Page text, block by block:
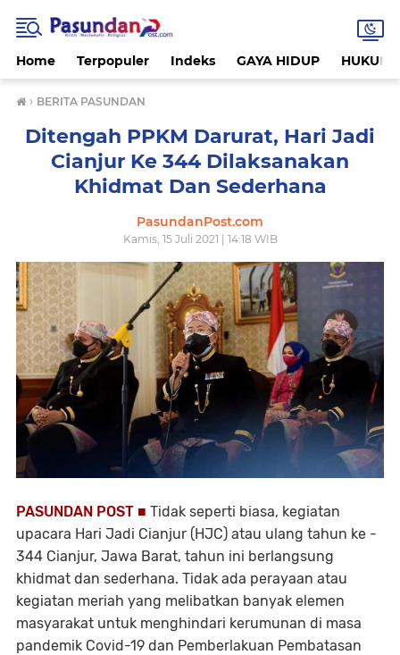
Home Terpopuler Indeks GAYA HIDUP HUKUM
› BERITA PASUNDAN
Ditengah PPKM Darurat, Hari Jadi
Cianjur Ke 344 Dilaksanakan
Khidmat Dan Sederhana
PasundanPost.com
Kamis, 15 Juli 2021 | 14:18 WIB
PASUNDAN POST ■ Tidak seperti biasa, kegiatan
upacara Hari Jadi Cianjur (HJC) atau ulang tahun ke -
344 Cianjur, Jawa Barat, tahun ini berlangsung
khidmat dan sederhana. Tidak ada perayaan atau
kegiatan meriah yang melibatkan banyak elemen
masyarakat untuk menghindari kerumunan di masa
pandemik Covid-19 dan Pemberlakuan Pembatasan